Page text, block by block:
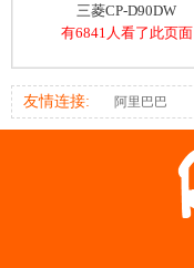
三菱CP-D90DW
有6841人看了此页面
友情连接: 阿里巴巴